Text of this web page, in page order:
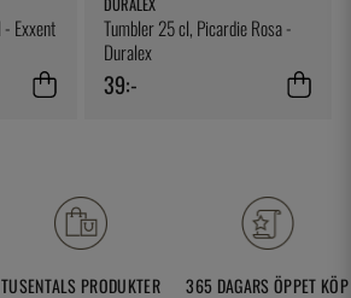
Exxent
Tumbler 25 cl, Picardie Rosa -
Duralex
39:-
TUSENTALS PRODUKTER 365 DAGARS ÖPPET KÖP